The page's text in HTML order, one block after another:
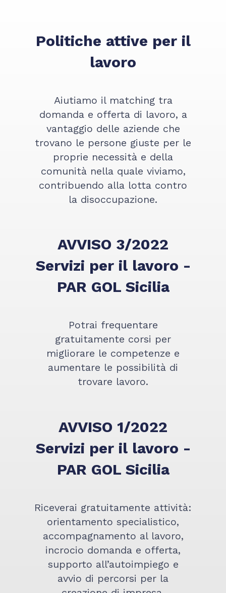
AVVISO 1/2022
Servizi per il lavoro -
PAR GOL Sicilia
Riceverai gratuitamente attività:
orientamento specialistico,
accompagnamento al lavoro,
incrocio domanda e offerta,
supporto all’autoimpiego e
avvio di percorsi per la
AVVISO 3/2022
Servizi per il lavoro -
PAR GOL Sicilia
Potrai frequentare
gratuitamente corsi per
migliorare le competenze e
aumentare le possibilità di
trovare lavoro.
Politiche attive per il
lavoro
Aiutiamo il matching tra
domanda e offerta di lavoro, a
vantaggio delle aziende che
trovano le persone giuste per le
proprie necessità e della
comunità nella quale viviamo,
contribuendo alla lotta contro
la disoccupazione.